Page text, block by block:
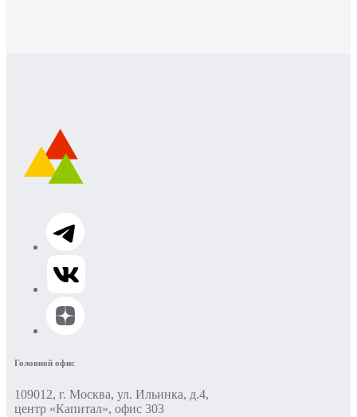
Головной офис
109012, г. Москва, ул. Ильинка, д.4,
центр «Капитал», офис 303